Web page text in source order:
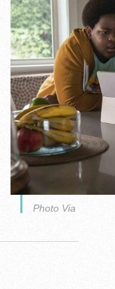
Photo Via